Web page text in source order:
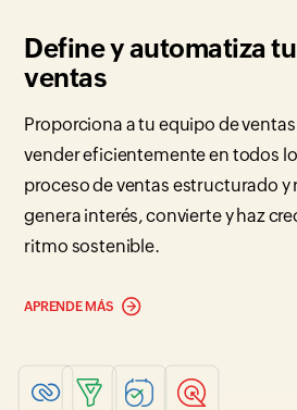
Define y automatiza
ventas
Proporciona a tu equipo de
vender eficientemente en todos
proceso de ventas estructurado y
genera interés, convierte y haz
ritmo sostenible.
APRENDE MÁS